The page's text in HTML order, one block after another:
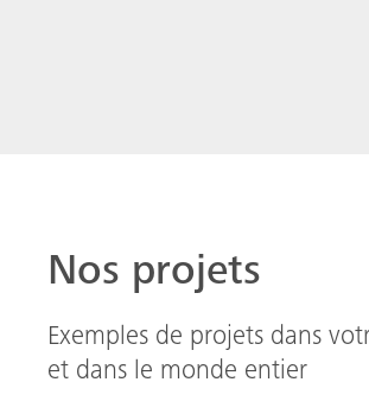
Nos projets
Exemples de projets dans
et dans le monde entier